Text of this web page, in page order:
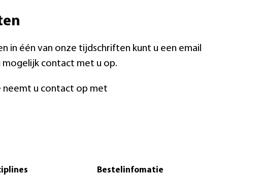
in één van onze tijdschriften kunt u een email
mogelijk contact met u op.
neemt u contact op met
Bestelinfomatie